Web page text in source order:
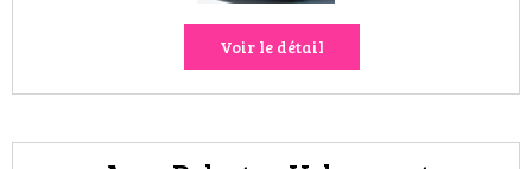
LIEUX TENDANCES
BEAUTÉ
MODE DE RUE
Voir le détail